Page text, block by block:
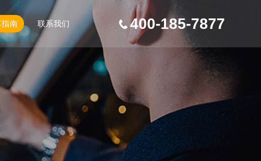
南 联系我们 400-185-7877